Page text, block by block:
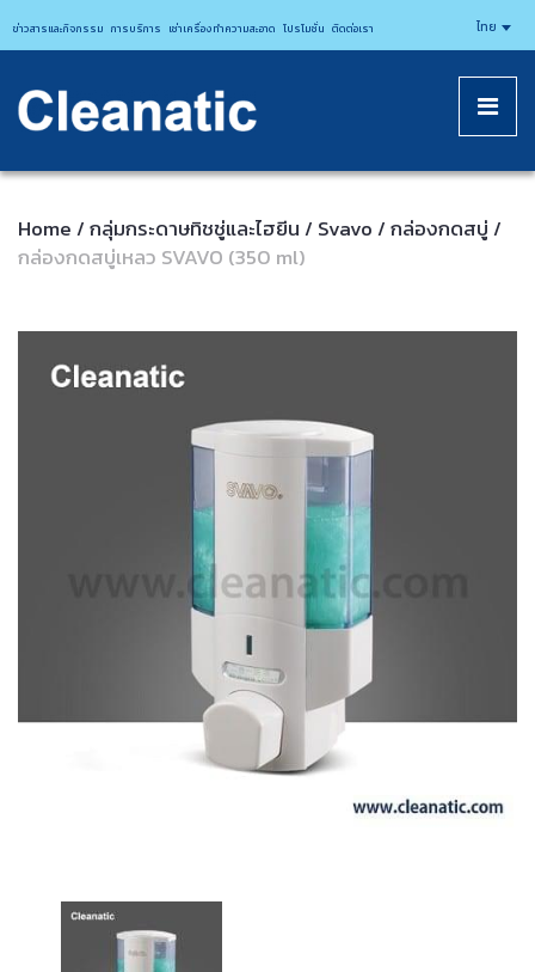
CLEANATICJ
ข่าวสารและกิจกรรม การบริการ เช่าเครื่องทำความสะอาด โปรโมชั่น ติดต่อเรา ไทย
Home / กลุ่มกระดาษทิชชู่และไฮยีน / Svavo / กล่องกดสบู่ /
กล่องกดสบู่เหลว SVAVO (350 ml)